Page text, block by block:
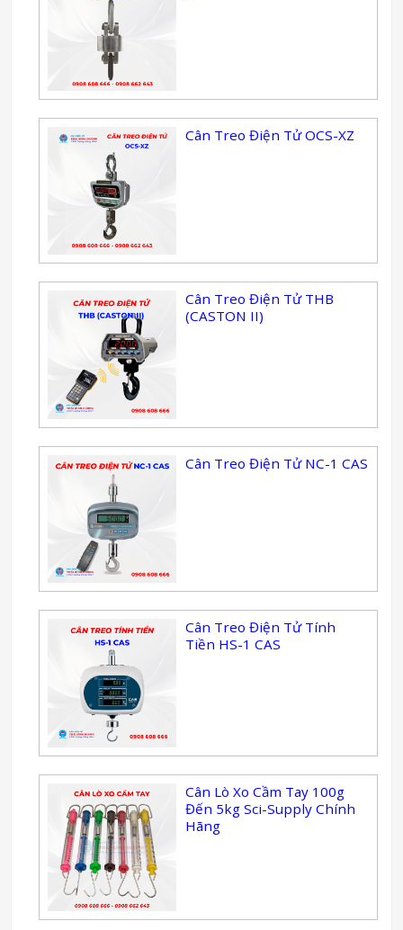
Cân Treo Điện Tử OCS-XZ
Cân Treo Điện Tử THB
(CASTON II)
Cân Treo Điện Tử NC-1 CAS
Cân Treo Điện Tử Tính
Tiền HS-1 CAS
Cân Lò Xo Cầm Tay 100g
Đến 5kg Sci-Supply Chính
Hãng